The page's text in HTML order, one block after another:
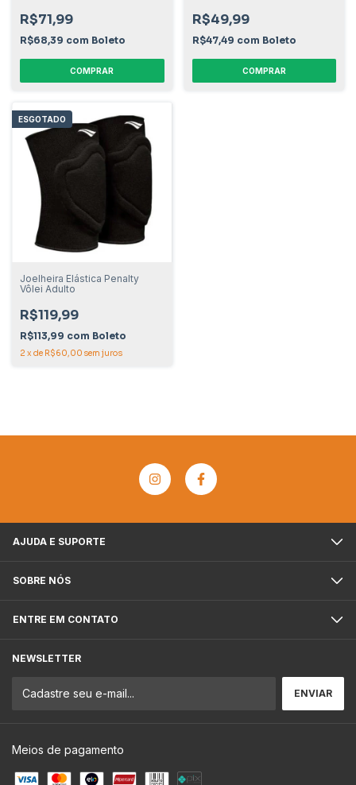
R$71,99
R$68,39 com Boleto
COMPRAR
R$49,99
R$47,49 com Boleto
COMPRAR
ESGOTADO
Joelheira Elástica Penalty
Vôlei Adulto
R$119,99
R$113,99 com Boleto
2 x de R$60,00 sem juros
AJUDA E SUPORTE
SOBRE NÓS
ENTRE EM CONTATO
NEWSLETTER
Meios de pagamento